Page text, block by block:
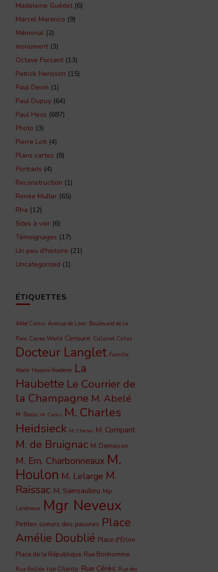
Madeleine Guédet(6)
Marcel Marenco (9)
Mémorial (2)
monument(3)
Octave Forsant(13)
Patrick Nerisson (15)
Paul Devin (1)
Paul Dupuy (64)
Paul Hess (687)
Photo (3)
Pierre Loti (4)
Plans cartes (8)
Portraits (4)
Reconstruction (1)
Renée Muller (65)
Rha (12)
Sites à voir (6)
Témoignages (17)
Un peu d'histoire (21)
Uncategorized (1)
ÉTIQUETTES
Abbé Camu Avenue de Laon Boulevard de la
Paix Caves Werlé Censure Colonel Colas
Docteur Langlet Famille
Abelé Hospice Roederer La
Haubette Le Courrier de
la Champagne M. Abelé
M. Bossu M. Camu M. Charles
Heidsieck M. Chezel M. Compant
M. de Bruignac M. Demaison
M. Em. Charbonneaux M.
Houlon M. Lelarge M.
Raïssac M. Sainsaulieu Mgr
Landrieux Mgr Neveux
Petites soeurs des pauvres Place
Amélie Doublié Place d'Erlon
Place de la République Rue Bonhomme
Rue Brûlée rue Chanzy Rue Cérès Rue des